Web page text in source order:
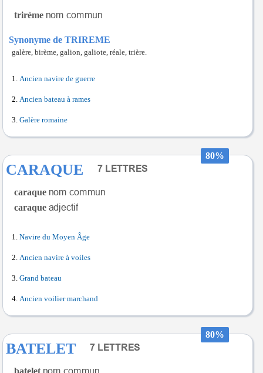
trirème
Synonyme de TRIREME
galère, birème, galion, galiote, réale, trière.
Ancien navire de guerre
Ancien bateau à rames
Galère romaine
80%
CARAQUE
caraque
caraque
Navire du Moyen Âge
Ancien navire à voiles
Grand bateau
Ancien voilier marchand
80%
BATELET
batelet